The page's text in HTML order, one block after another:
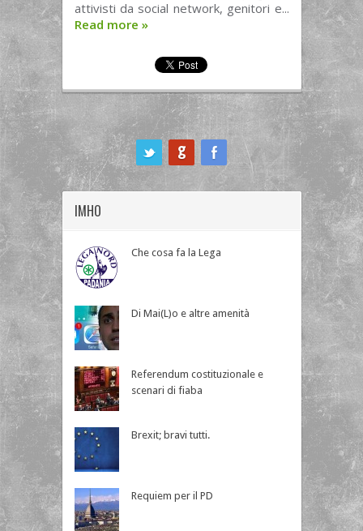
attivisti da social network, genitori e...
Read more »
IMHO
Che cosa fa la Lega
Di Mai(L)o e altre amenità
Referendum costituzionale e
scenari di fiaba
Brexit; bravi tutti.
Requiem per il PD